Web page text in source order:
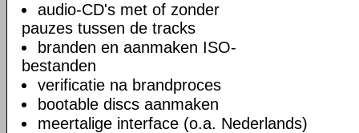
audio-CD's met of zonder
pauzes tussen de tracks
branden en aanmaken ISO-
bestanden
verificatie na brandproces
bootable discs aanmaken
meertalige interface (o.a. Nederlands)